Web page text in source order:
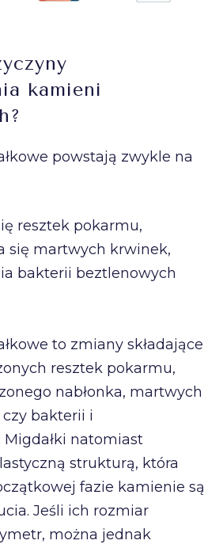
kamieni
powstają zwykle na
resztek pokarmu,
się martwych krwinek,
bakterii beztlenowych
to zmiany składające
resztek pokarmu,
nabłonka, martwych
czy bakterii i
natomiast
strukturą, która
fazie kamienie są
Jeśli ich rozmiar
można jednak